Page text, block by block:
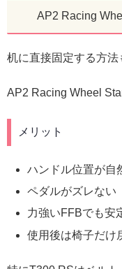
AP2 Racing
机に直接固定する方法
AP2 Racing Wheel
メリット
ハンドル位置が自
ペダルがズレない
力強いFFBでも安
使用後は椅子だけ